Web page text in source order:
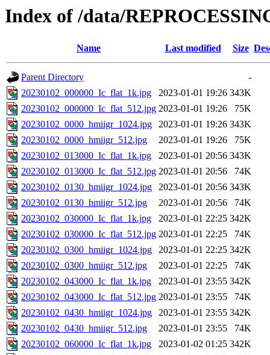
Index of /data/
Name Last modified Size
Parent Directory
-
20230102_000000_Ic_flat_1k.jpg
2023-01-01 19:26 343K
20230102_000000_Ic_flat_512.jpg 2023-01-01 19:26
75K
20230102_0000_hmiigr_1024.jpg
2023-01-01 19:26 343K
20230102_0000_hmiigr_512.jpg
2023-01-01 19:26
75K
20230102_013000_Ic_flat_1k.jpg
2023-01-01 20:56 343K
20230102_013000_Ic_flat_512.jpg 2023-01-01 20:56
74K
20230102_0130_hmiigr_1024.jpg
2023-01-01 20:56 343K
20230102_0130_hmiigr_512.jpg
2023-01-01 20:56
74K
20230102_030000_Ic_flat_1k.jpg
2023-01-01 22:25 342K
20230102_030000_Ic_flat_512.jpg 2023-01-01 22:25
74K
20230102_0300_hmiigr_1024.jpg
2023-01-01 22:25 342K
20230102_0300_hmiigr_512.jpg
2023-01-01 22:25
74K
20230102_043000_Ic_flat_1k.jpg
2023-01-01 23:55 342K
20230102_043000_Ic_flat_512.jpg 2023-01-01 23:55
74K
20230102_0430_hmiigr_1024.jpg
2023-01-01 23:55 342K
20230102_0430_hmiigr_512.jpg
2023-01-01 23:55
74K
20230102_060000_Ic_flat_1k.jpg
2023-01-02 01:25 342K